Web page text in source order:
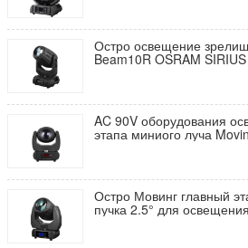
Остро освещение
Beam10R OSRAM
AC 90V оборудования
этапа миниого луча
Остро Мовинг главный
пучка 2.5° для